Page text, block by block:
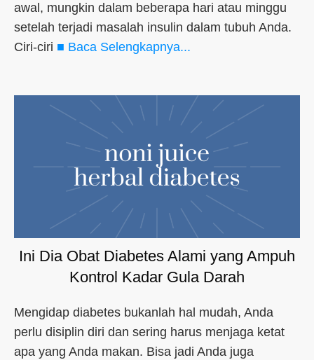
awal, mungkin dalam beberapa hari atau minggu
setelah terjadi masalah insulin dalam tubuh Anda.
Ciri-ciri ■ Baca Selengkapnya...
Ini Dia Obat Diabetes Alami yang Ampuh
Kontrol Kadar Gula Darah
Mengidap diabetes bukanlah hal mudah, Anda
perlu disiplin diri dan sering harus menjaga ketat
apa yang Anda makan. Bisa jadi Anda juga